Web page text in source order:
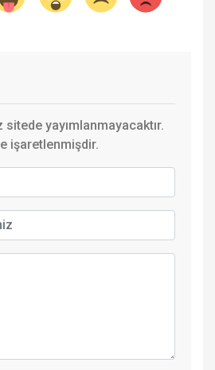
sitede yayımlanmayacaktır.
işaretlenmişdir.